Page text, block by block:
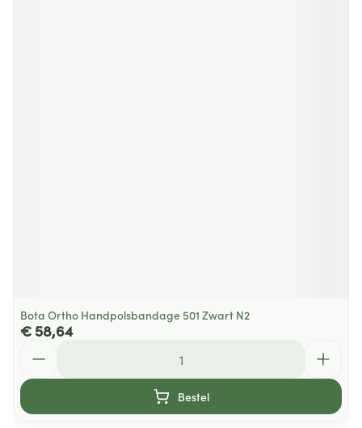
Bota Ortho Handpolsbandage 501 Zwart N2
€ 58,64
Bestel